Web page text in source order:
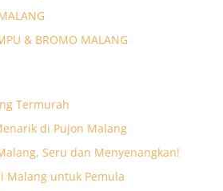
& BROMO MALANG
Termurah
di Pujon Malang
Seru dan Menyenangkan!
Malang untuk Pemula